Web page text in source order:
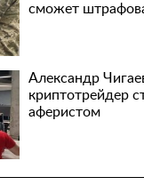
сможет
Александр
криптотрейдер
аферистом